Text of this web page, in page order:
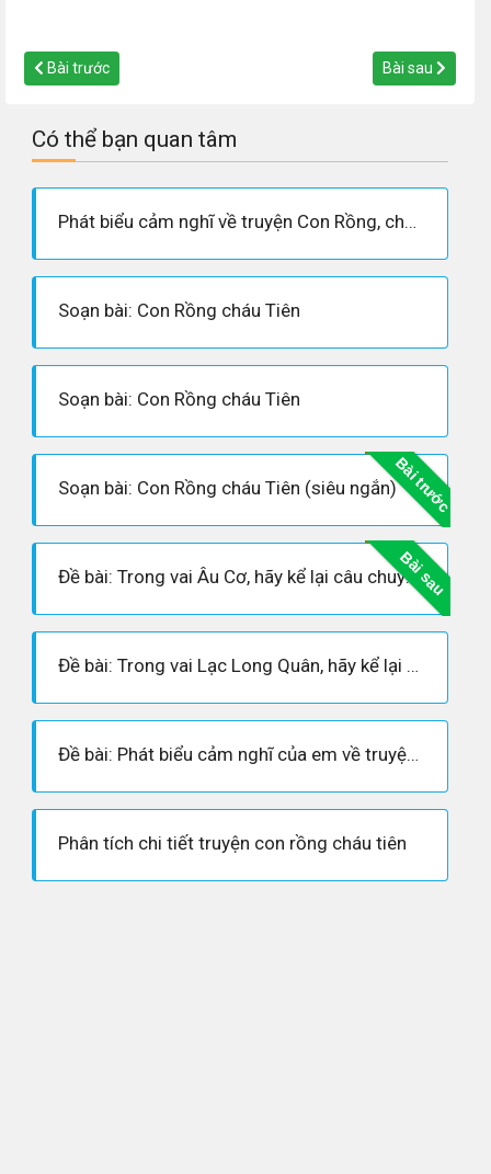
Bài trước Bài sau
Có thể bạn quan tâm
Phát biểu cảm nghĩ về truyện Con Rồng, cháu Tiên
Soạn bài: Con Rồng cháu Tiên
Soạn bài: Con Rồng cháu Tiên
Bài trước
Soạn bài: Con Rồng cháu Tiên (siêu ngắn)
Bài sau
Đề bài: Trong vai Âu Cơ, hãy kể lại câu chuyện Con Rồng cháu Tiên.
Đề bài: Trong vai Lạc Long Quân, hãy kể lại câu chuyện Con Rồng cháu Tiên.
Đề bài: Phát biểu cảm nghĩ của em về truyện Con Rồng, Cháu Tiên
Phân tích chi tiết truyện con rồng cháu tiên